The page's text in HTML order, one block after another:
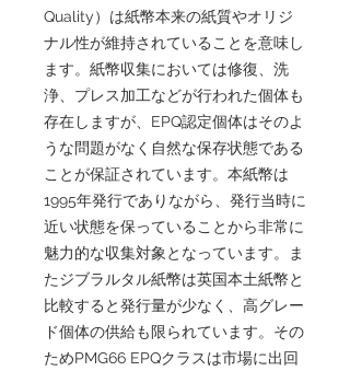
Quality）は紙幣本来の紙質やオリジ
ナル性が維持されていることを意味し
ます。紙幣収集においては修復、洗
浄、プレス加工などが行われた個体も
存在しますが、EPQ認定個体はそのよ
うな問題がなく自然な保存状態である
ことが保証されています。本紙幣は
1995年発行でありながら、発行当時に
近い状態を保っていることから非常に
魅力的な収集対象となっています。ま
たジブラルタル紙幣は英国本土紙幣と
比較すると発行量が少なく、高グレー
ド個体の供給も限られています。その
ためPMG66 EPQクラスは市場に出回